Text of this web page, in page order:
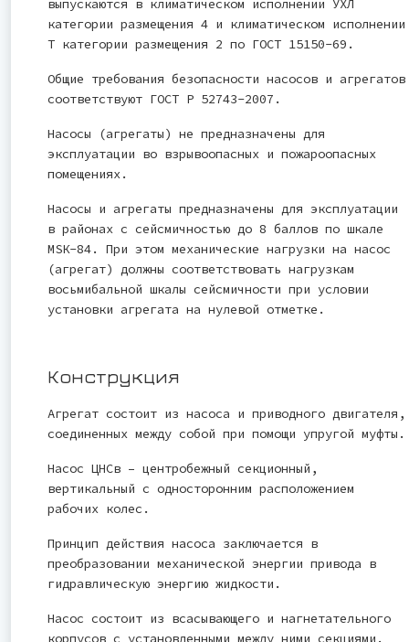
выпускаются в климатическом исполнении УХЛ
категории размещения 4 и климатическом исполнении
Т категории размещения 2 по ГОСТ 15150-69.
Общие требования безопасности насосов и агрегатов
соответствуют ГОСТ Р 52743-2007.
Насосы (агрегаты) не предназначены для
эксплуатации во взрывоопасных и пожароопасных
помещениях.
Насосы и агрегаты предназначены для эксплуатации
в районах с сейсмичностью до 8 баллов по шкале
MSК-84. При этом механические нагрузки на насос
(агрегат) должны соответствовать нагрузкам
восьмибальной шкалы сейсмичности при условии
установки агрегата на нулевой отметке.
Конструкция
Агрегат состоит из насоса и приводного двигателя,
соединенных между собой при помощи упругой муфты.
Насос ЦНСв – центробежный секционный,
вертикальный с односторонним расположением
рабочих колес.
Принцип действия насоса заключается в
преобразовании механической энергии привода в
гидравлическую энергию жидкости.
Насос состоит из всасывающего и нагнетательного
корпусов с установленными между ними секциями.